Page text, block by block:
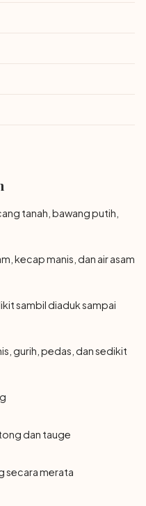
tanah, bawang putih,
kecap manis, dan air asam
sambil diaduk sampai
gurih, pedas, dan sedikit
dan tauge
secara merata